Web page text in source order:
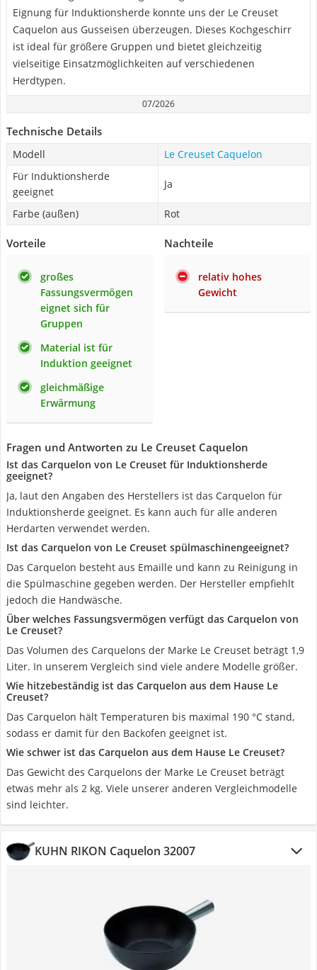
Eignung für Induktionsherde konnte uns der Le Creuset
Caquelon aus Gusseisen überzeugen. Dieses Kochgeschirr
ist ideal für größere Gruppen und bietet gleichzeitig
vielseitige Einsatzmöglichkeiten auf verschiedenen
Herdtypen.
07/2026
Technische Details
Modell
Le Creuset Caquelon
Für Induktionsherde
geeignet
Ja
Farbe (außen) Rot
Vorteile
großes
Fassungsvermögen
eignet sich für
Gruppen
Material ist für
Induktion geeignet
gleichmäßige
Erwärmung
Nachteile
relativ hohes
Gewicht
Fragen und Antworten zu Le Creuset Caquelon
Ist das Carquelon von Le Creuset für Induktionsherde
geeignet?
Ja, laut den Angaben des Herstellers ist das Carquelon für
Induktionsherde geeignet. Es kann auch für alle anderen
Herdarten verwendet werden.
Ist das Carquelon von Le Creuset spülmaschinengeeignet?
Das Carquelon besteht aus Emaille und kann zu Reinigung in
die Spülmaschine gegeben werden. Der Hersteller empfiehlt
jedoch die Handwäsche.
Über welches Fassungsvermögen verfügt das Carquelon von
Le Creuset?
Das Volumen des Carquelons der Marke Le Creuset beträgt 1,9
Liter. In unserem Vergleich sind viele andere Modelle größer.
Wie hitzebeständig ist das Carquelon aus dem Hause Le
Creuset?
Das Carquelon hält Temperaturen bis maximal 190 °C stand,
sodass er damit für den Backofen geeignet ist.
Wie schwer ist das Carquelon aus dem Hause Le Creuset?
Das Gewicht des Carquelons der Marke Le Creuset beträgt
etwas mehr als 2 kg. Viele unserer anderen Vergleichmodelle
sind leichter.
KUHN RIKON Caquelon 32007